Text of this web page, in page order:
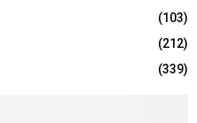
(103)
(212)
(339)